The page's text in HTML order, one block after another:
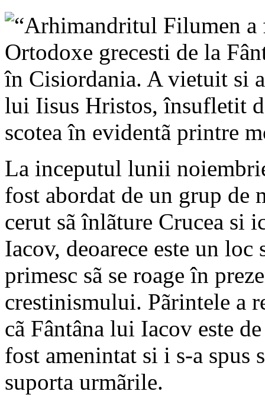
“Arhimandritul Filumen
Ortodoxe grecesti de la
în Cisiordania. A vietuit si
lui Iisus Hristos, însufletit
scotea în evidentã printre
La inceputul lunii
fost abordat de un grup
cerut sã înlãture Crucea si
Iacov, deoarece este un
primesc sã se roage în
crestinismului. Pãrintele a
cã Fântâna lui Iacov este
fost amenintat si i s-a spus
suporta urmãrile.